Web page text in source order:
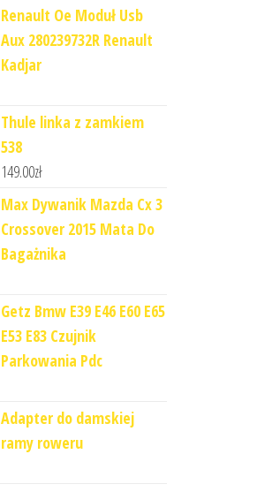
Renault Oe Moduł Usb
Aux 280239732R Renault
Kadjar
Thule linka z zamkiem
538
149.00zł
Max Dywanik Mazda Cx 3
Crossover 2015 Mata Do
Bagażnika
Getz Bmw E39 E46 E60 E65
E53 E83 Czujnik
Parkowania Pdc
Adapter do damskiej
ramy roweru